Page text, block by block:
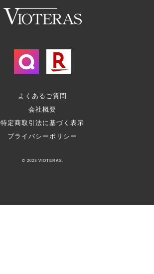
よくあるご質問
会社概要
特定商取引法に基づく表示
プライバシーポリシー
© 2023 VIOTERAS.